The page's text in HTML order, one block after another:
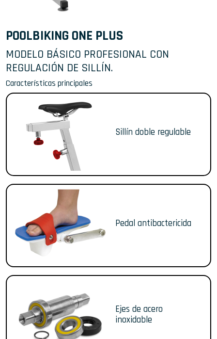
POOLBIKING ONE PLUS
MODELO BÁSICO PROFESIONAL CON
REGULACIÓN DE SILLÍN.
Características principales
Sillín doble regulable
Pedal antibactericida
Ejes de acero
inoxidable